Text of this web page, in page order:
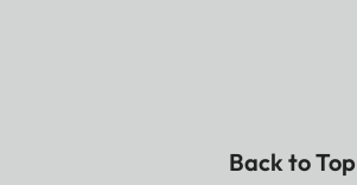
Back to Top